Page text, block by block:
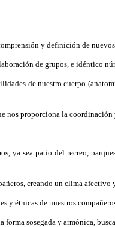
y definición de
de grupos, e idéntico
de nuestro cuerpo
proporciona la
ya sea patio del recreo,
creando un clima afectivo
y étnicas de nuestros
forma sosegada y armónica,